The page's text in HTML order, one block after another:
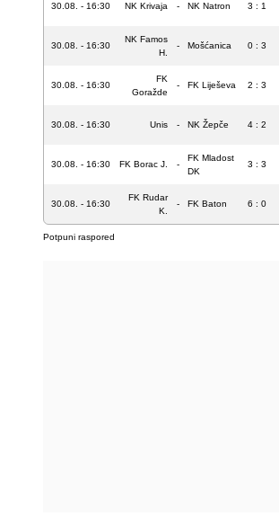
30.08. - 16:30 NK Krivaja - NK Natron 3 : 1
30.08. - 16:30
NK Famos
H.
- Mošćanica 0 : 3
30.08. - 16:30
FK
Goražde
- FK Liješeva 2 : 3
30.08. - 16:30 Unis - NK Žepče 4 : 2
30.08. - 16:30 FK Borac J. -
FK Mladost
DK
3 : 3
30.08. - 16:30
FK Rudar
K.
- FK Baton 6 : 0
Potpuni raspored